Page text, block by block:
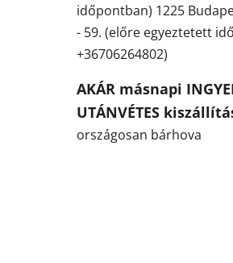
időpontban) 1225
- 59. (előre egyeztetett
+36706264802)
AKÁR másnapi
UTÁNVÉTES
országosan bárhova